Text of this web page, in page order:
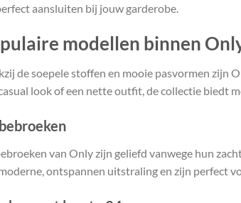
aansluiten bij jouw garderobe.
modellen binnen
de soepele stoffen en mooie pasvormen zijn
look of een nette outfit, de collectie biedt
van Only zijn geliefd vanwege hun
ontspannen uitstraling en zijn perfect